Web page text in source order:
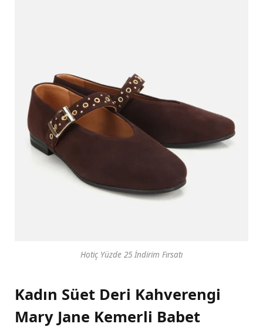
Hotiç Yüzde 25 İndirim Fırsatı
Kadın Süet Deri Kahverengi
Mary Jane Kemerli Babet